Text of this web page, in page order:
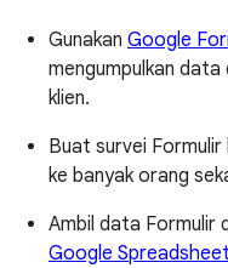
Gunakan Google
mengumpulkan
klien.
Buat survei Formulir
ke banyak orang
Ambil data Formulir
Google Spreadsheet